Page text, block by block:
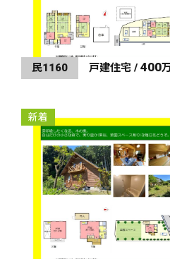
民1160 戸建住宅 / 400
新着